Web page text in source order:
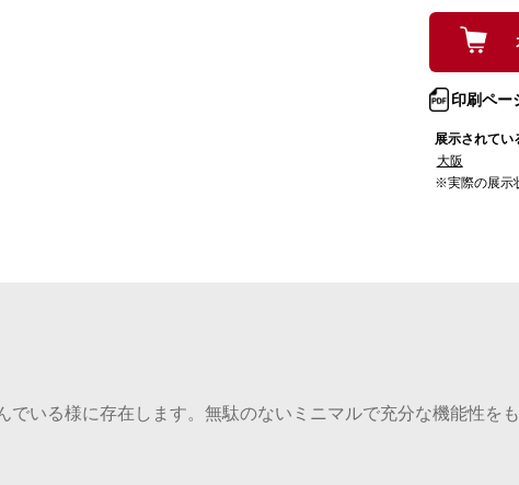
印刷ペー
展示されてい
大阪
※実際の展示
いる様に存在します。無駄のないミニマルで充分な機能性を